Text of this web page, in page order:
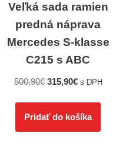
Veľká sada ramien
predná náprava
Mercedes S-klasse
C215 s ABC
500,90€ 315,90€ s DPH
Pridať do košíka